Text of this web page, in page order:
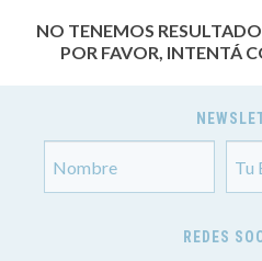
NO TENEMOS
POR FAVOR, INTENTÁ
REDES